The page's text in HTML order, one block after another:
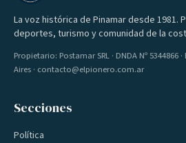
La voz histórica de Pinamar desde 1981.
deportes, turismo y comunidad de la
Propietario: Postamar SRL · DNDA Nº 5344866
Aires · contacto@elpionero.com.ar
Secciones
Política